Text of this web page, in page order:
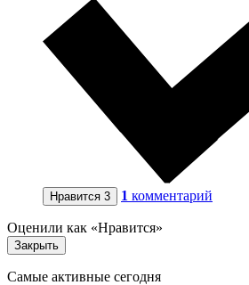
Нравится 3 1 комментарий
Оценили как «Нравится»
Закрыть
Самые активные сегодня